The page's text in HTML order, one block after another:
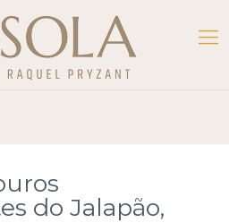
do Jalapão,